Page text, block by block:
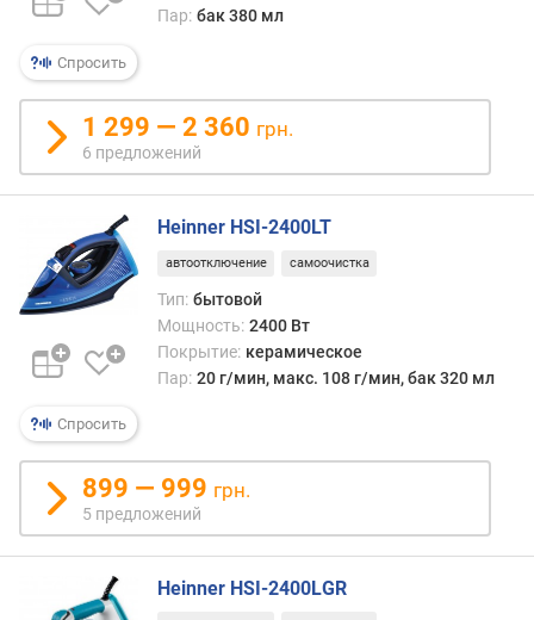
ы
п
о
а
м
о
д
т
е
д
о
б
а
л
Спросить
Пар: бак 380 мл
1 299 — 2 360 грн.
6 предложений
Спросить
Heinner HSI-2400LT
автоотключение самоочистка
Тип: бытовой
Мощность: 2400 Вт
Покрытие: керамическое
Пар: 20 г/мин, макс. 108 г/мин, бак 320 мл
899 — 999 грн.
5 предложений
Heinner HSI-2400LGR